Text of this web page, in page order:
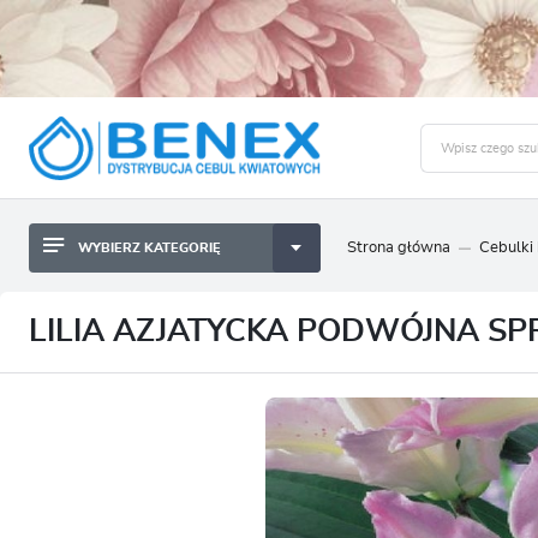
BYLINY SADZONKI BULWY
CEBULKI I SADZONKI WARZYW
WYBIERZ KATEGORIĘ Strona główna Cebulki
LILIA AZJATYCKA PODWÓJNA